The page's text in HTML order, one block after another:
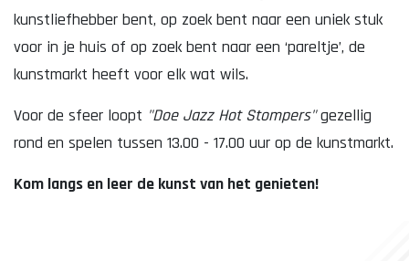
kunstliefhebber bent, op zoek bent naar een uniek stuk
voor in je huis of op zoek bent naar een ‘pareltje’, de
kunstmarkt heeft voor elk wat wils.
Voor de sfeer loopt "Doe Jazz Hot Stompers"gezellig
rond en spelen tussen 13.00 - 17.00 uur op de kunstmarkt.
Kom langs en leer de kunst van het genieten!